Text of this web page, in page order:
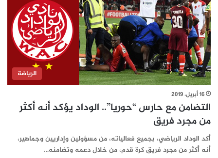
الرياضة
16 أبريل، 2019
التضامن مع حارس “حوريا”.. الوداد يؤكد أنه أكثر
من مجرد فريق
أكد الوداد الرياضي، بجميع فعالياته، من مسؤولين وإداريين وجماهير،
أنه أكثر من مجرد فريق كرة قدم، من خلال دعمه وتضامنه…